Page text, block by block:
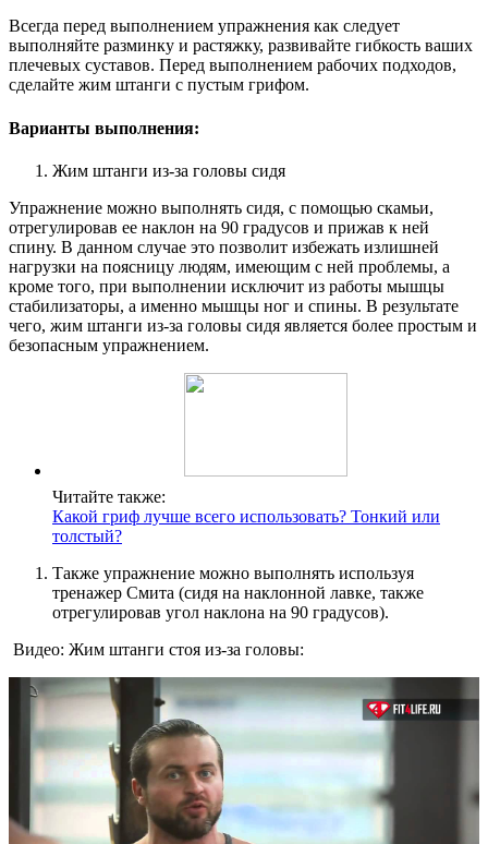
Всегда перед выполнением упражнения как следует
выполняйте разминку и растяжку, развивайте гибкость ваших
плечевых суставов. Перед выполнением рабочих подходов,
сделайте жим штанги с пустым грифом.
Варианты выполнения:
Жим штанги из-за головы сидя
Упражнение можно выполнять сидя, с помощью скамьи,
отрегулировав ее наклон на 90 градусов и прижав к ней
спину. В данном случае это позволит избежать излишней
нагрузки на поясницу людям, имеющим с ней проблемы, а
кроме того, при выполнении исключит из работы мышцы
стабилизаторы, а именно мышцы ног и спины. В результате
чего, жим штанги из-за головы сидя является более простым и
безопасным упражнением.
Читайте также:
Какой гриф лучше всего использовать? Тонкий или
толстый?
Также упражнение можно выполнять используя
тренажер Смита (сидя на наклонной лавке, также
отрегулировав угол наклона на 90 градусов).
Видео: Жим штанги стоя из-за головы: